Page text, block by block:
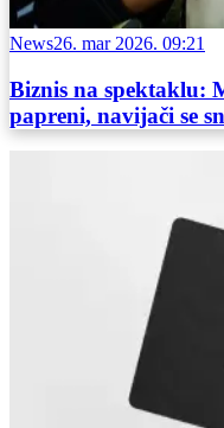
News26. mar 2026. 09:21
Biznis na spektaklu:
papreni, navijači se